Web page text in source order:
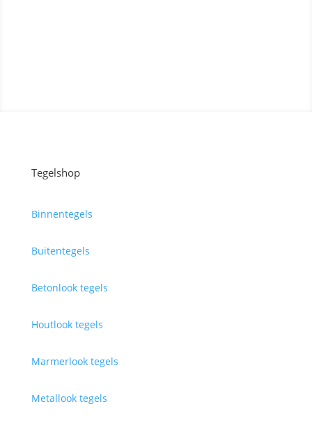
Tegelshop
Binnentegels
Buitentegels
Betonlook tegels
Houtlook tegels
Marmerlook tegels
Metallook tegels